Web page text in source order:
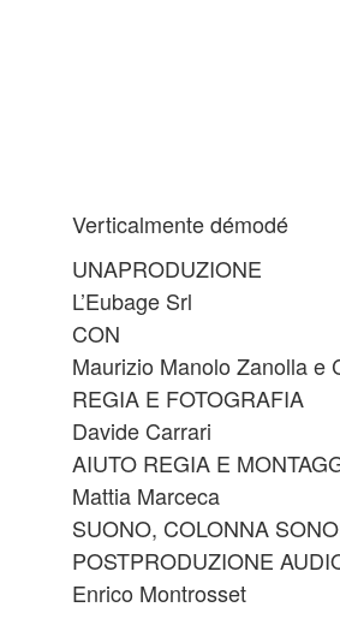
Verticalmente démodé
UNAPRODUZIONE
L’Eubage Srl
CON
Maurizio Manolo Zanolla e
REGIA E FOTOGRAFIA
Davide Carrari
AIUTO REGIA E
Mattia Marceca
SUONO, COLONNA
POSTPRODUZIONE
Enrico Montrosset